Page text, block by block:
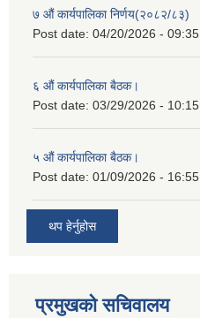
७ औं कार्यपालिका निर्णय(२०८२/८३)
Post date: 04/20/2026 - 09:35
६ औं कार्यपालिका बैठक।
Post date: 03/29/2026 - 10:15
५ औं कार्यपालिका बैठक।
Post date: 01/09/2026 - 16:55
थप हेर्नुहोस
प्रमुखको सचिवालय